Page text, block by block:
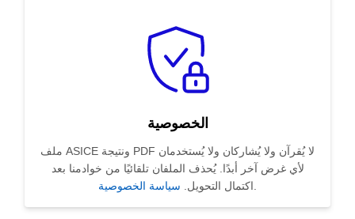
الخصوصية
ملف ASICE ونتيجة PDF لا يُقرآن ولا يُشاركان ولا يُستخدمان
لأي غرض آخر أبدًا. يُحذف الملفان تلقائيًا من خوادمنا بعد
اكتمال التحويل. سياسة الخصوصية